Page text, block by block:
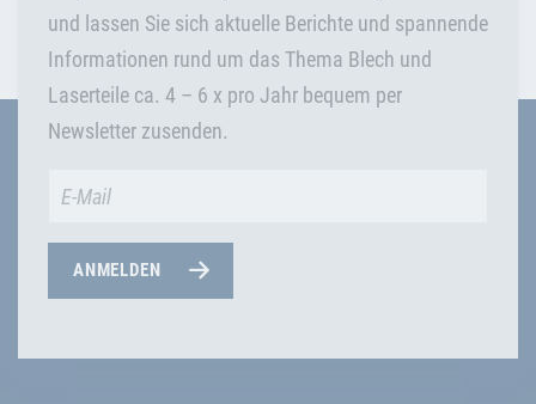
und lassen Sie sich aktuelle Berichte und spannende
Informationen rund um das Thema Blech und
Laserteile ca. 4 – 6 x pro Jahr bequem per
Newsletter zusenden.
ANMELDEN